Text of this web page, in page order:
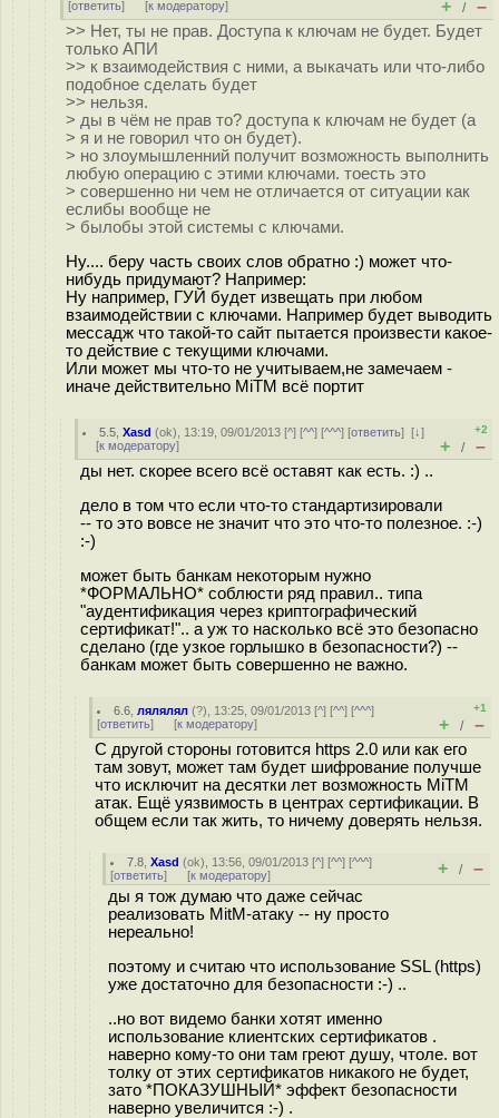
[ответить] [к модератору] + / –
>> Нет, ты не прав. Доступа к ключам не будет. Будет
только АПИ
>> к взаимодействия с ними, а выкачать или что-либо
подобное сделать будет
>> нельзя.
> ды в чём не прав то? доступа к ключам не будет (а
> я и не говорил что он будет).
> но злоумышленний получит возможность выполнить
любую операцию с этими ключами. тоесть это
> совершенно ни чем не отличается от ситуации как
еслибы вообще не
> былобы этой системы с ключами.
Ну.... беру часть своих слов обратно :) может что-
нибудь придумают? Например:
Ну например, ГУЙ будет извещать при любом
взаимодействии с ключами. Например будет выводить
мессадж что такой-то сайт пытается произвести какое-
то действие с текущими ключами.
Или может мы что-то не учитываем,не замечаем -
иначе действительно MiTM всё портит
5.5 ,Xasd (ok), 13:19, 09/01/2013 [^] [^^] [^^^] [ответить][↓]
[к модератору]
+2
+ / –
ды нет. скорее всего всё оставят как есть. :) ..
дело в том что если что-то стандартизировали
-- то это вовсе не значит что это что-то полезное. :-)
:-)
может быть банкам некоторым нужно
*ФОРМАЛЬНО* соблюсти ряд правил.. типа
"аудентификация через криптографический
сертификат!".. а уж то насколько всё это безопасно
сделано (где узкое горлышко в безопасности?) --
банкам может быть совершенно не важно.
6.6 ,лялялял (?), 13:25, 09/01/2013 [^] [^^] [^^^]
[ответить] [к модератору]
+1
+ / –
С другой стороны готовится https 2.0 или как его
там зовут, может там будет шифрование получше
что исключит на десятки лет возможность MiTM
атак. Ещё уязвимость в центрах сертификации. В
общем если так жить, то ничему доверять нельзя.
7.8 ,Xasd (ok), 13:56, 09/01/2013 [^] [^^] [^^^]
[ответить] [к модератору] + / –
ды я тож думаю что даже сейчас
реализовать MitM-атаку -- ну просто
нереально!
поэтому и считаю что использование SSL (https)
уже достаточно для безопасности :-) ..
..но вот видемо банки хотят именно
использование клиентских сертификатов .
наверно кому-то они там греют душу, чтоле. вот
толку от этих сертификатов никакого не будет,
зато *ПОКАЗУШНЫЙ* эффект безопасности
наверно увеличится :-) .